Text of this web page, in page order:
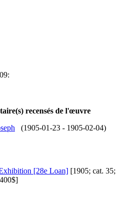
recensés de l'œuvre
(1905-01-23 - 1905-02-04)
[28e Loan] [1905; cat. 35;